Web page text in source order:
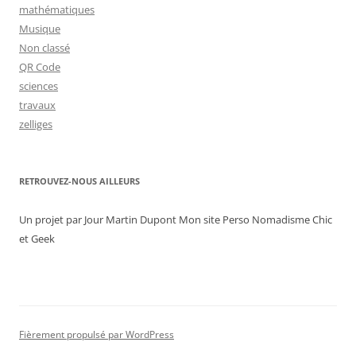
mathématiques
Musique
Non classé
QR Code
sciences
travaux
zelliges
RETROUVEZ-NOUS AILLEURS
Un projet par Jour Martin Dupont Mon site Perso Nomadisme Chic
et Geek
Fièrement propulsé par WordPress